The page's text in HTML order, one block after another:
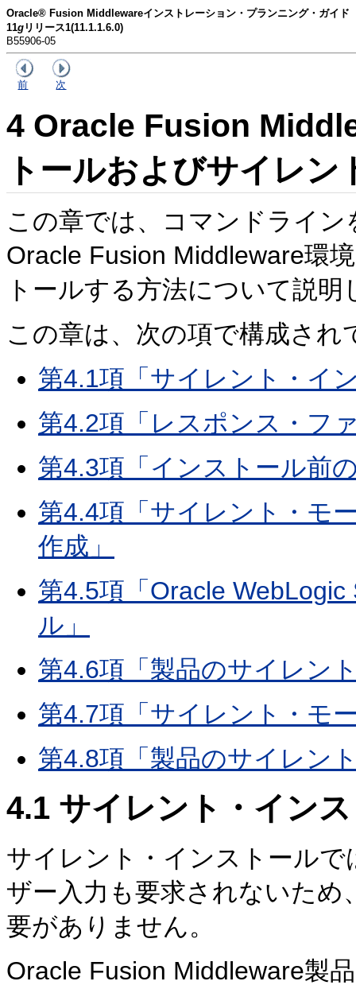
Oracle® Fusion Middlewareインストレーション・プランニング・ガイド
11g リリース1(11.1.1.6.0)
B55906-05
前 次
4 Oracle Fusion
トールおよびサイレ
この章では、コマンドライン
Oracle Fusion Middleware環
トールする方法について説明
この章は、次の項で構成され
第4.1項「サイレント・イ
第4.2項「レスポンス・フ
第4.3項「インストール前
第4.4項「サイレント・モ
作成」
第4.5項「Oracle
ル」
第4.6項「製品のサイレン
第4.7項「サイレント・モ
第4.8項「製品のサイレン
4.1 サイレント・イン
サイレント・インストール
ザー入力も要求されないた
要がありません。
Oracle Fusion Middleware製